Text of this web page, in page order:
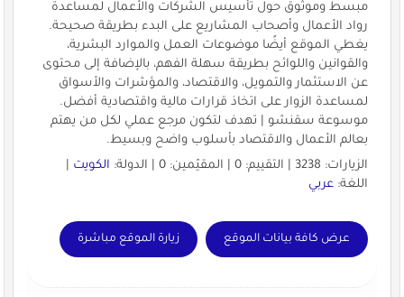
مبسط وموثوق حول تأسيس الشركات والأعمال لمساعدة
رواد الأعمال وأصحاب المشاريع على البدء بطريقة صحيحة.
يغطي الموقع أيضًا موضوعات العمل والموارد البشرية،
والقوانين واللوائح بطريقة سهلة الفهم، بالإضافة إلى محتوى
عن الاستثمار والتمويل، والاقتصاد، والمؤشرات والأسواق
لمساعدة الزوار على اتخاذ قرارات مالية واقتصادية أفضل.
موسوعة سقنشو | تهدف لتكون مرجع عملي لكل من يهتم
بعالم الأعمال والاقتصاد بأسلوب واضح وبسيط.
الزيارات: 3238 | التقييم: 0 | المقيّمين: 0 | الدولة:
الكويت|
اللغة: عربي
عرض كافة بيانات الموقع زيارة الموقع مباشرة